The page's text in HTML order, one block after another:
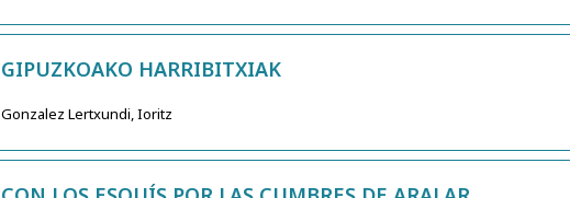
GIPUZKOAKO HARRIBITXIAK
Gonzalez Lertxundi, Ioritz